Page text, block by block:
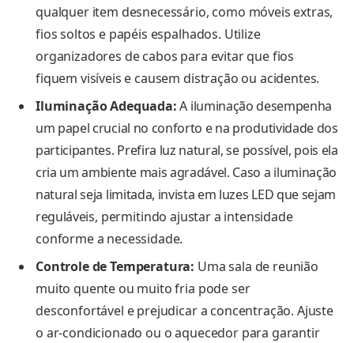
qualquer item desnecessário, como móveis extras,
fios soltos e papéis espalhados. Utilize
organizadores de cabos para evitar que fios
fiquem visíveis e causem distração ou acidentes.
Iluminação Adequada:A iluminação desempenha
um papel crucial no conforto e na produtividade dos
participantes. Prefira luz natural, se possível, pois ela
cria um ambiente mais agradável. Caso a iluminação
natural seja limitada, invista em luzes LED que sejam
reguláveis, permitindo ajustar a intensidade
conforme a necessidade.
Controle de Temperatura: Uma sala de reunião
muito quente ou muito fria pode ser
desconfortável e prejudicar a concentração. Ajuste
o ar-condicionado ou o aquecedor para garantir